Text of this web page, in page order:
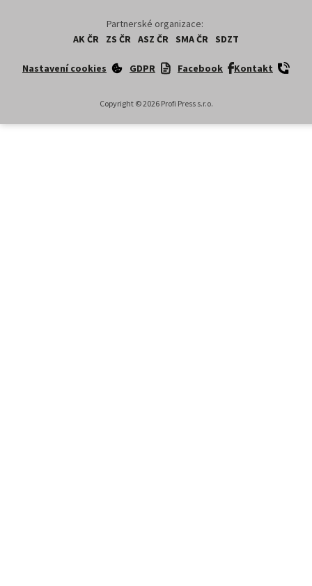
Partnerské organizace:
AK ČR
ZS ČR ASZ ČR SMA ČR SDZT
Nastavení cookies GDPR Facebook Kontakt
Copyright ©2026Profi Press s.r.o.